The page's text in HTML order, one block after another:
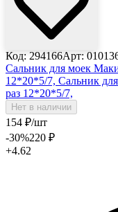
Код: 294166Арт:
Сальник для моек
12*20*5/7, Сальник
раз 12*20*5/7,
Нет в наличии
154 ₽/шт
-30%220 ₽
+4.62